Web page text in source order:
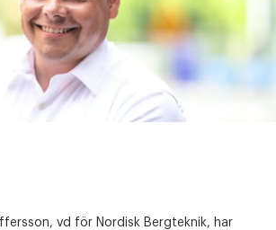
vd för Nordisk Bergteknik, har